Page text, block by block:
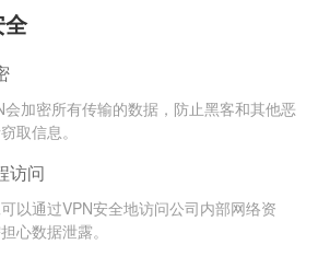
会加密所有传输的数据，防止黑客和其他恶
取信息。
访问
以通过VPN安全地访问公司内部网络资
心数据泄露。